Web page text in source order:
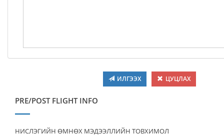
ИЛГЭЭХ ЦУЦЛАХ
PRE/POST FLIGHT INFO
НИСЛЭГИЙН ӨМНӨХ МЭДЭЭЛЛИЙН ТОВХИМОЛ